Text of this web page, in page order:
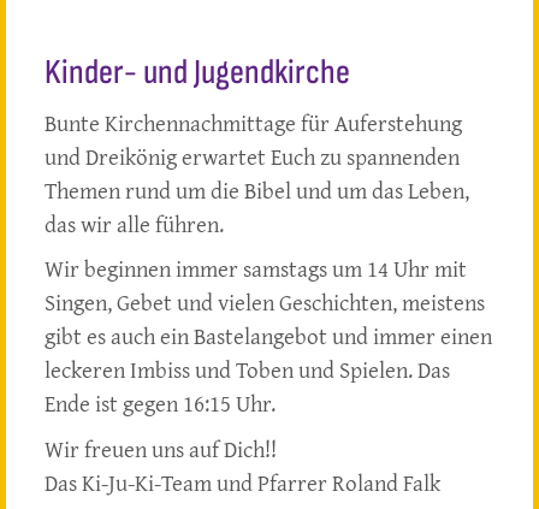
Kinder- und Jugendkirche
Bunte Kirchennachmittage für Auferstehung
und Dreikönig erwartet Euch zu spannenden
Themen rund um die Bibel und um das Leben,
das wir alle führen.
Wir beginnen immer samstags um 14 Uhr mit
Singen, Gebet und vielen Geschichten, meistens
gibt es auch ein Bastelangebot und immer einen
leckeren Imbiss und Toben und Spielen. Das
Ende ist gegen 16:15 Uhr.
Wir freuen uns auf Dich!!
Das Ki-Ju-Ki-Team und Pfarrer Roland Falk